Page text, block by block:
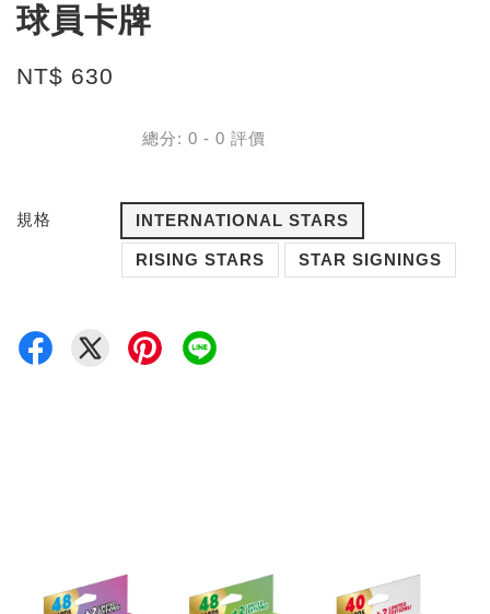
球員卡牌
NT$ 630
總分: 0 - 0 評價
規格 INTERNATIONAL STARS
RISING STARS STAR SIGNINGS